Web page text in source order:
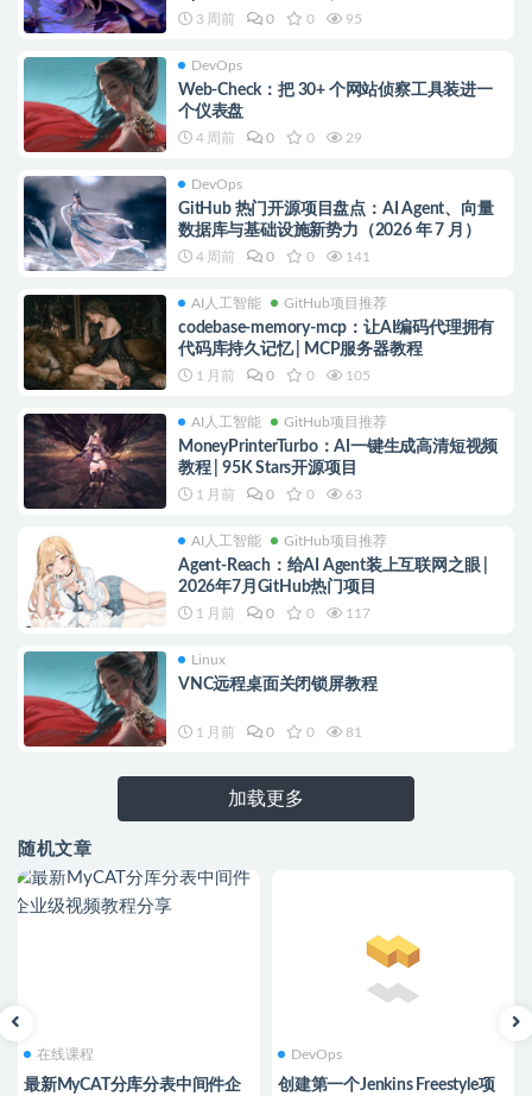
3 周前 0 0 95
DevOps
Web-Check：把 30+ 个网站侦察工具装进一
个仪表盘
4 周前 0 0 29
DevOps
GitHub 热门开源项目盘点：AI Agent、向量
数据库与基础设施新势力（2026 年 7 月）
4 周前 0 0 141
AI人工智能 GitHub项目推荐
codebase-memory-mcp：让AI编码代理拥有
代码库持久记忆 | MCP服务器教程
1 月前 0 0 105
AI人工智能 GitHub项目推荐
MoneyPrinterTurbo：AI一键生成高清短视频
教程 | 95K Stars开源项目
1 月前 0 0 63
AI人工智能 GitHub项目推荐
Agent-Reach：给AI Agent装上互联网之眼 |
2026年7月GitHub热门项目
1 月前 0 0 117
Linux
VNC远程桌面关闭锁屏教程
1 月前 0 0 81
加载更多
随机文章
在线课程
最新MyCAT分库分表中间件企
DevOps
创建第一个Jenkins Freestyle项